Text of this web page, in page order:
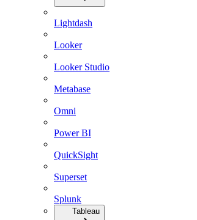
Lightdash
Looker
Looker Studio
Metabase
Omni
Power BI
QuickSight
Superset
Splunk
Tableau